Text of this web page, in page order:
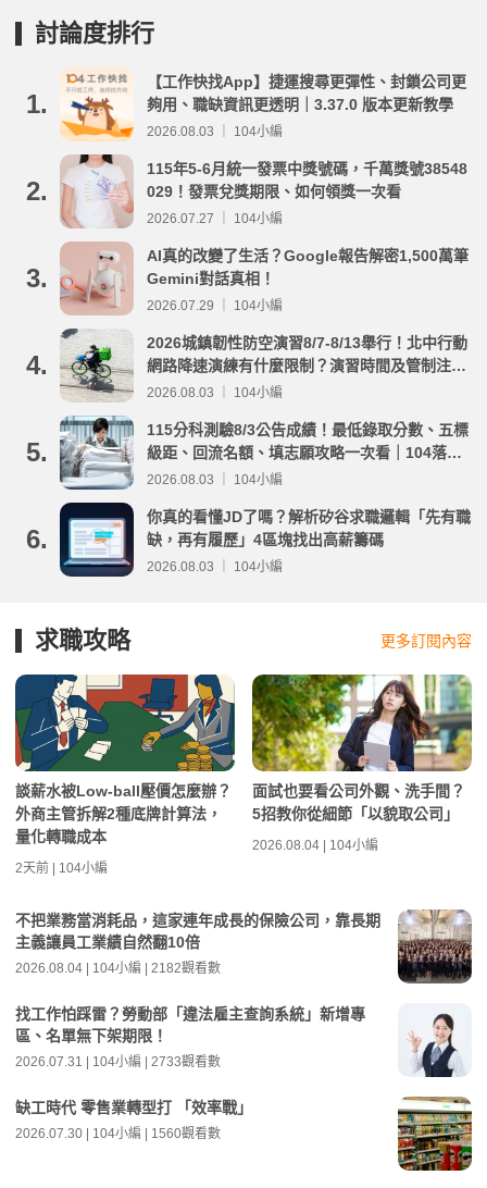
討論度排行
1.
【工作快找App】捷運搜尋更彈性、封鎖公司更
夠用、職缺資訊更透明｜3.37.0 版本更新教學
2026.08.03 ｜ 104小編
2.
115年5-6月統一發票中獎號碼，千萬獎號38548
029！發票兌獎期限、如何領獎一次看
2026.07.27 ｜ 104小編
3.
AI真的改變了生活？Google報告解密1,500萬筆
Gemini對話真相！
2026.07.29 ｜ 104小編
4.
2026城鎮韌性防空演習8/7-8/13舉行！北中行動
網路降速演練有什麼限制？演習時間及管制注意
事項整理
2026.08.03 ｜ 104小編
5.
115分科測驗8/3公告成績！最低錄取分數、五標
級距、回流名額、填志願攻略一次看｜104落點
分析
2026.08.03 ｜ 104小編
6.
你真的看懂JD了嗎？解析矽谷求職邏輯「先有職
缺，再有履歷」4區塊找出高薪籌碼
2026.08.03 ｜ 104小編
求職攻略 更多訂閱內容
談薪水被Low-ball壓價怎麼辦？
外商主管拆解2種底牌計算法，
量化轉職成本
2天前 | 104小編
面試也要看公司外觀、洗手間？
5招教你從細節「以貌取公司」
2026.08.04 | 104小編
不把業務當消耗品，這家連年成長的保險公司，靠長期
主義讓員工業績自然翻10倍
2026.08.04 | 104小編 | 2182觀看數
找工作怕踩雷？勞動部「違法雇主查詢系統」新增專
區、名單無下架期限！
2026.07.31 | 104小編 | 2733觀看數
缺工時代 零售業轉型打 「效率戰」
2026.07.30 | 104小編 | 1560觀看數